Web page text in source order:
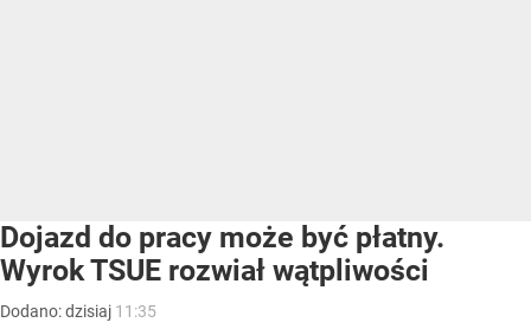
Dojazd do pracy może być płatny.
Wyrok TSUE rozwiał wątpliwości
Dodano:dzisiaj 11:35